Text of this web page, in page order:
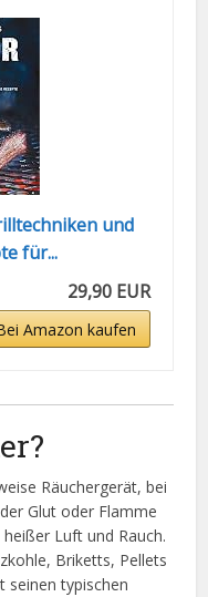
und
für...
29,90 EUR
Amazon kaufen
Räuchergerät, bei
Glut oder Flamme
Luft und Rauch.
Briketts, Pellets
seinen typischen